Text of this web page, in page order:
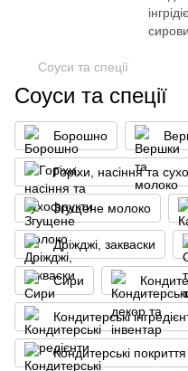
Соуси та спеції
Соуси та спеції
Борошно
Горіхи, насіння та
Згущене молоко
Дріжджі, закваски
Сири
Кондитерські
Кондитерські